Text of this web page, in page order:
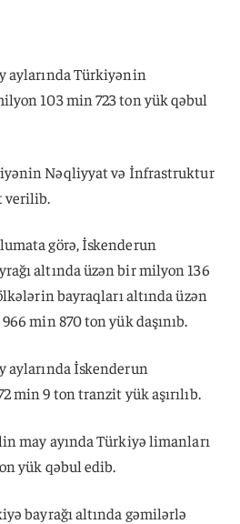
aylarında Türkiyənin
103 min 723 ton yük qəbul
Nəqliyyat və İnfrastruktur
verilib.
görə, İskenderun
altında üzən bir milyon 136
bayraqları altında üzən
min 870 ton yük daşınıb.
aylarında İskenderun
min 9 ton tranzit yük aşırılıb.
may ayında Türkiyə limanları
yük qəbul edib.
bayrağı altında gəmilərlə